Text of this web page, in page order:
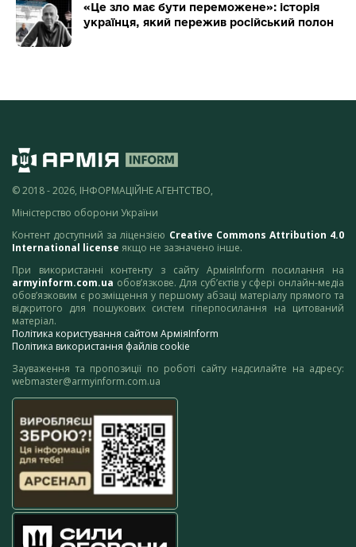
«Це зло має бути переможене»: історія
українця, який пережив російський полон
© 2018 - 2026, ІНФОРМАЦІЙНЕ АГЕНТСТВО,
Міністерство оборони України
Контент доступний за ліцензією Creative Commons Attribution 4.0
International license якщо не зазначено інше.
При використанні контенту з сайту АрміяInform посилання на
armyinform.com.ua обов’язкове. Для суб’єктів у сфері онлайн-медіа
обов’язковим є розміщення у першому абзаці матеріалу прямого та
відкритого для пошукових систем гіперпосилання на цитований
матеріал.
Політика користування сайтом АрміяInform
Політика використання файлів cookie
Зауваження та пропозиції по роботі сайту надсилайте на адресу:
webmaster@armyinform.com.ua